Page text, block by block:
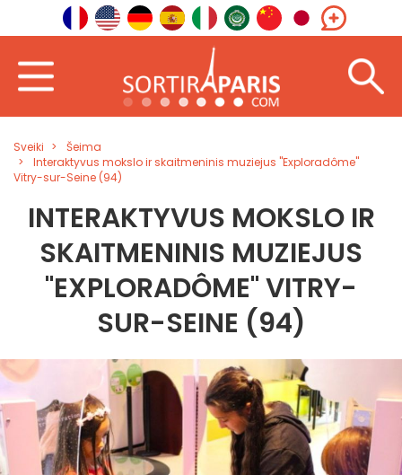
Sveiki
Šeima
Interaktyvus mokslo ir skaitmeninis muziejus "Exploradôme"
Vitry-sur-Seine (94)
INTERAKTYVUS MOKSLO IR
SKAITMENINIS MUZIEJUS
"EXPLORADÔME" VITRY-
SUR-SEINE (94)